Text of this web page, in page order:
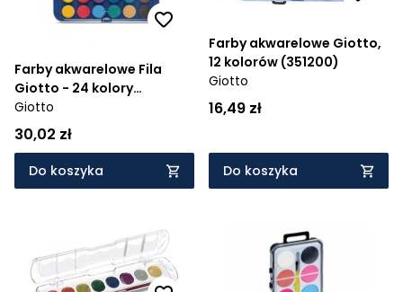
Farby akwarelowe Fila
Giotto - 24 kolory
(352400)
Giotto
30,02 zł
Do koszyka
Farby akwarelowe Giotto,
12 kolorów (351200)
Giotto
16,49 zł
Do koszyka